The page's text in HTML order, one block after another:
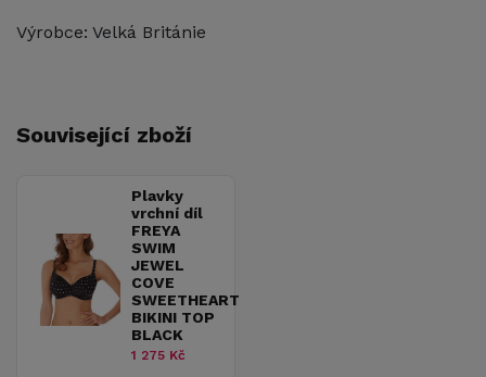
Výrobce: Velká Británie
Související zboží
Plavky
vrchní díl
FREYA
SWIM
JEWEL
COVE
SWEETHEART
BIKINI TOP
BLACK
1 275 Kč